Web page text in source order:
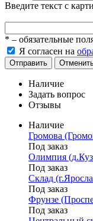
Введите текст с
* – обязательные
Я согласен на
Отправить
Наличие
Задать вопрос
Отзывы
Наличие
Громова
Под заказ
Олимпия
Под заказ
Склад
Под заказ
Фрунзе
Под заказ